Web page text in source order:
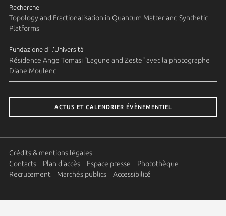
Recherche
Topology and Fractionalisation in Quantum Matter and Synthetic
Platforms
Fundazione di l'Università
Résidence Ange Tomasi "Lagune and Zeste" avec la photographe
Diane Moulenc
ACTUS ET CALENDRIER ÉVÈNEMENTIEL
Crédits & mentions légales
Contacts
Plan d'accès Espace presse
Photothèque
Recrutement
Marchés publics Accessibilité